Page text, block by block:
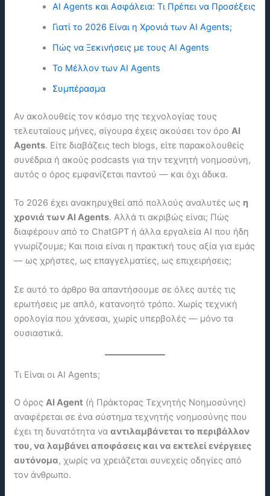
AI Agents και Ασφάλεια: Τι Πρέπει να Προσέξεις
Γιατί το 2026 Είναι η Χρονιά των AI Agents;
Πώς να Ξεκινήσεις με τους AI Agents
Το Μέλλον των AI Agents
Συμπέρασμα
Αν ακολουθείς τον κόσμο της τεχνολογίας τους
τελευταίους μήνες, σίγουρα έχεις ακούσει τον όροAI
Agents. Είτε διαβάζεις tech blogs, είτε παρακολουθείς
συνέδρια ή ακούς podcasts για την τεχνητή νοημοσύνη,
αυτός ο όρος εμφανίζεται παντού — και όχι άδικα.
Το 2026 έχει ανακηρυχθεί από πολλούς αναλυτές ως η
χρονιά των AI Agents. Αλλά τι ακριβώς είναι; Πώς
διαφέρουν από το ChatGPT ή άλλα εργαλεία ΑΙ που ήδη
γνωρίζουμε; Και ποια είναι η πρακτική τους αξία για εμάς
— ως χρήστες, ως επαγγελματίες, ως επιχειρήσεις;
Σε αυτό το άρθρο θα απαντήσουμε σε όλες αυτές τις
ερωτήσεις με απλό, κατανοητό τρόπο. Χωρίς τεχνική
ορολογία που χάνεσαι, χωρίς υπερβολές — μόνο τα
ουσιαστικά.
Τι Είναι οι AI Agents;
Ο όροςAI Agent (ή Πράκτορας Τεχνητής Νοημοσύνης)
αναφέρεται σε ένα σύστημα τεχνητής νοημοσύνης που
έχει τη δυνατότητα νααντιλαμβάνεται το περιβάλλον
του, να λαμβάνει αποφάσεις και να εκτελεί ενέργειες
αυτόνομα, χωρίς να χρειάζεται συνεχείς οδηγίες από
τον άνθρωπο.